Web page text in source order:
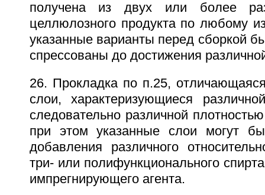
получена из двух или более
целлюлозного продукта по любому
указанные варианты перед сборкой
спрессованы до достижения
26. Прокладка по п.25,
слои, характеризующиеся
следовательно различной
при этом указанные слои могут
добавления различного
три- или полифункционального
импрегнирующего агента.